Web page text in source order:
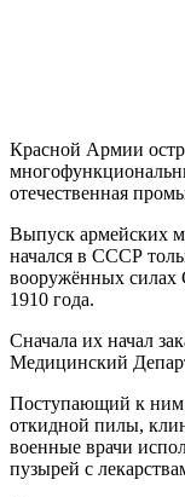
Красной Армии
отечественная
Выпуск армейских
начался в СССР
вооружённых силах
1910 года.
Сначала их начал
Медицинский
Поступающий к ним
откидной пилы,
военные врачи
пузырей с